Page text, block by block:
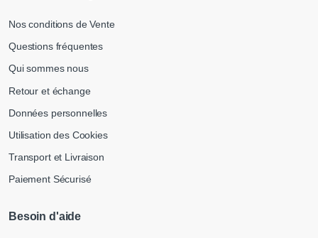
Nos conditions de Vente
Questions fréquentes
Qui sommes nous
Retour et échange
Données personnelles
Utilisation des Cookies
Transport et Livraison
Paiement Sécurisé
Besoin d'aide